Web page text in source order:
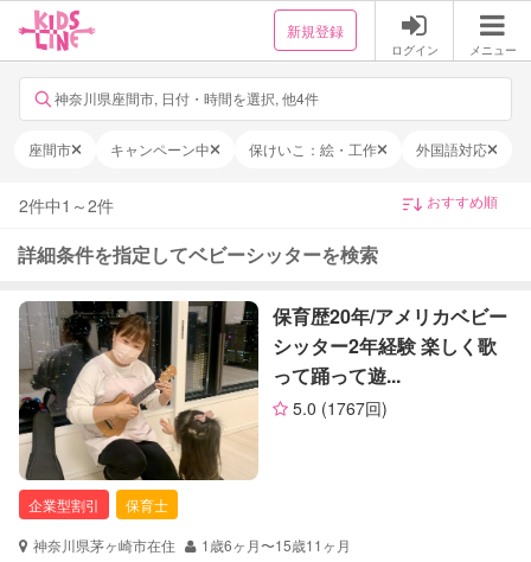
新規登録
ログイン メニュー
神奈川県座間市, 日付・時間を選択, 他4件
座間市 キャンペーン中 保けいこ：絵・工作 外国語対応
2件中1 ～2件
詳細条件を指定してベビーシッターを検索
保育歴20年/アメリカベビー
シッター2年経験 楽しく歌
って踊って遊...
5.0 (1767回)
企業型割引
保育士
神奈川県茅ヶ崎市在住
1歳6ヶ月〜15歳11ヶ月